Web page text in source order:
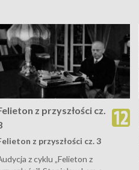
z przyszłości cz.
z przyszłości cz. 3
z cyklu „Felieton z